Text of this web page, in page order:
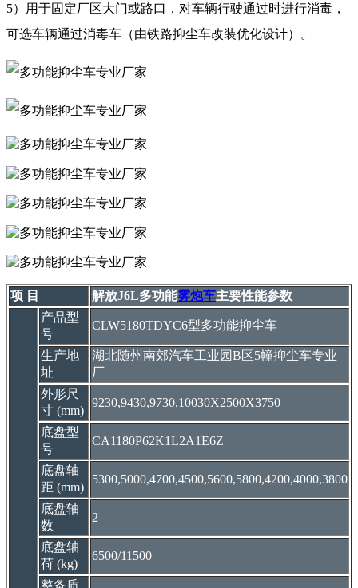
5）用于固定厂区大门或路口，对车辆行驶通过时进行消毒，
可选车辆通过消毒车（由铁路抑尘车改装优化设计）。
项 目 解放J6L多功能雾炮车主要性能参数
产品型
号
CLW5180TDYC6型多功能抑尘车
生产地
址
湖北随州南郊汽车工业园B区5幢抑尘车专业
厂
外形尺
寸 (mm)
9230,9430,9730,10030X2500X3750
底盘型
号
CA1180P62K1L2A1E6Z
底盘轴
距 (mm)
5300,5000,4700,4500,5600,5800,4200,4000,3800
底盘轴
数
2
底盘轴
荷 (kg)
6500/11500
整备质